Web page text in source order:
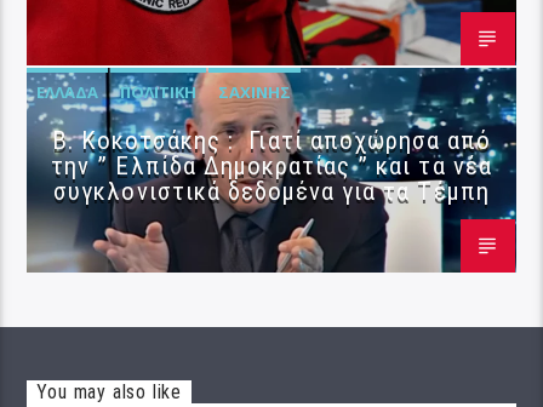
ΕΛΛΆΔΑ ΠΟΛΙΤΙΚΉ ΣΑΧΊΝΗΣ
Β. Κοκοτσάκης : Γιατί αποχώρησα από
την ” Ελπίδα Δημοκρατίας ” και τα νέα
συγκλονιστικά δεδομένα για τα Τέμπη
You may also like